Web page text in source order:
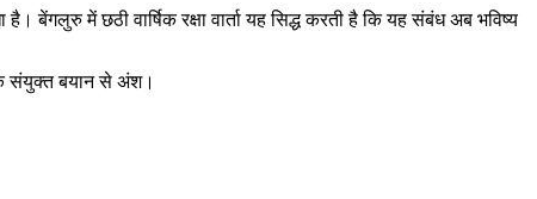
में छठी वार्षिक रक्षा वार्ता यह सिद्ध करती है कि यह संबंध अब भविष्य
के संयुक्त बयान से अंश।